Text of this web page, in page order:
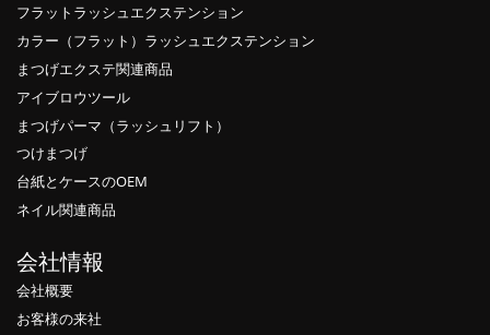
フラットラッシュエクステンション
カラー（フラット）ラッシュエクステンション
まつげエクステ関連商品
アイブロウツール
まつげパーマ（ラッシュリフト）
つけまつげ
台紙とケースのOEM
ネイル関連商品
会社情報
会社概要
お客様の来社